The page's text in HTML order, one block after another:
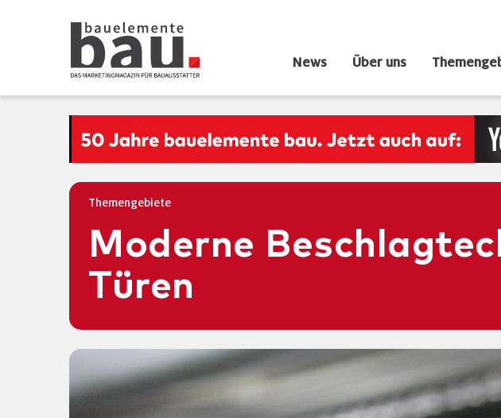
News Über uns
Themengebiete
Moderne
Türen